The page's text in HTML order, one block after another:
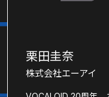
栗田圭奈
株式会社エーアイ